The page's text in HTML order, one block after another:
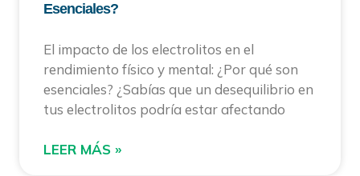
Esenciales?
El impacto de los electrolitos en el
rendimiento físico y mental: ¿Por qué son
esenciales? ¿Sabías que un desequilibrio en
tus electrolitos podría estar afectando
LEER MÁS »